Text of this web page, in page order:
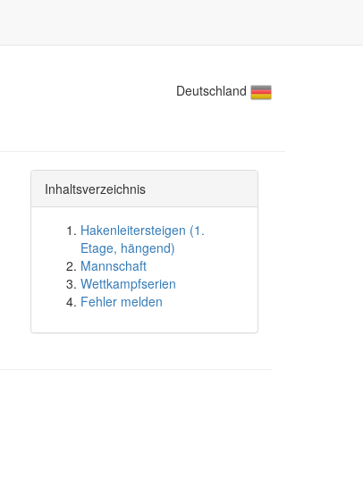
Deutschland
Inhaltsverzeichnis
Hakenleitersteigen (1.
Etage, hängend)
Mannschaft
Wettkampfserien
Fehler melden